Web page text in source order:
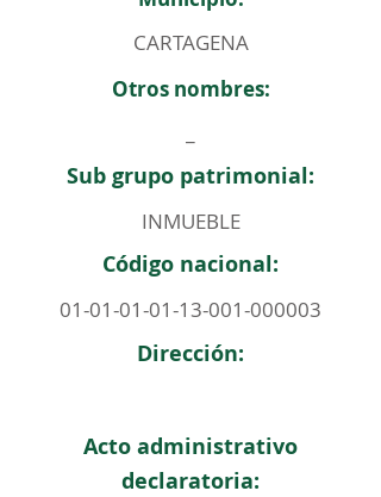
CARTAGENA
Otros nombres:
Sub grupo patrimonial:
INMUEBLE
Código nacional:
01-01-01-01-13-001-000003
Dirección:
Acto administrativo
declaratoria: